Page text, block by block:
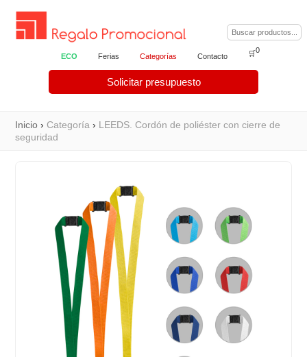
ECO Ferias Categorías Contacto
Solicitar presupuesto
🛒0
Inicio ›Categoría › LEEDS. Cordón de poliéster con cierre de
seguridad